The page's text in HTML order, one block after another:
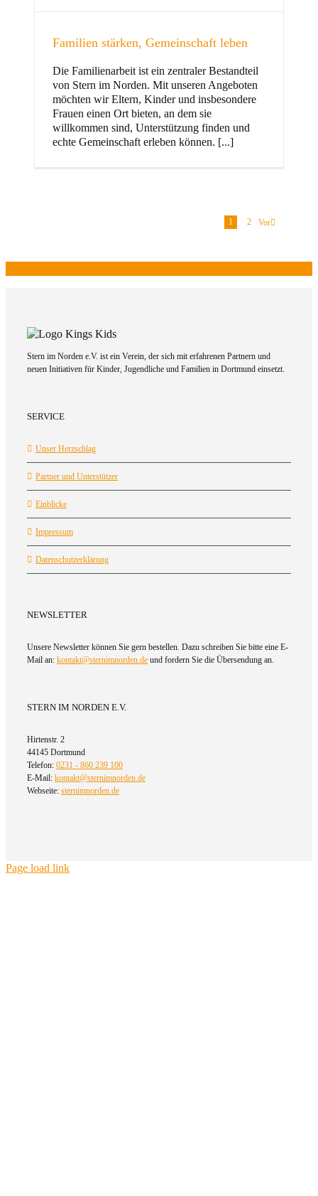
Familien stärken, Gemeinschaft leben
Die Familienarbeit ist ein zentraler Bestandteil
von Stern im Norden. Mit unseren Angeboten
möchten wir Eltern, Kinder und insbesondere
Frauen einen Ort bieten, an dem sie
willkommen sind, Unterstützung finden und
echte Gemeinschaft erleben können. [...]
1 2 Vor
Stern im Norden e.V. ist ein Verein, der sich mit erfahrenen Partnern und
neuen Initiativen für Kinder, Jugendliche und Familien in Dortmund einsetzt.
SERVICE
Unser Herzschlag
Partner und Unterstützer
Einblicke
Impressum
Datenschutzerklärung
NEWSLETTER
Unsere Newsletter können Sie gern bestellen. Dazu schreiben Sie bitte eine E-
Mail an: kontakt@sternimnorden.de und fordern Sie die Übersendung an.
STERN IM NORDEN E.V.
Hirtenstr. 2
44145 Dortmund
Telefon: 0231 - 860 239 100
E-Mail: kontakt@sternimnorden.de
Webseite: sternimnorden.de
Page load link